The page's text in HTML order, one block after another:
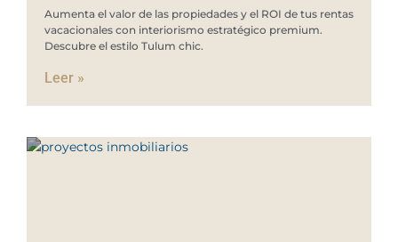
Aumenta el valor de las propiedades y el ROI de tus rentas
vacacionales con interiorismo estratégico premium.
Descubre el estilo Tulum chic.
Leer »